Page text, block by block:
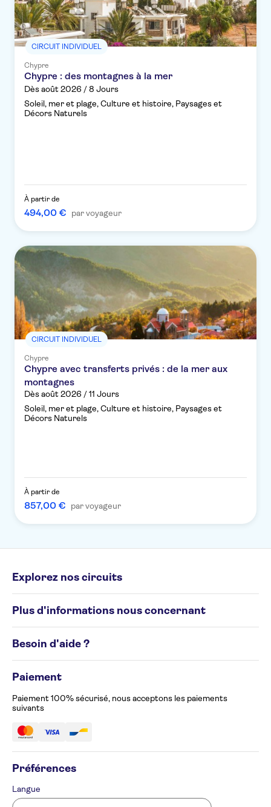
CIRCUIT INDIVIDUEL
Chypre
Chypre : des montagnes à la mer
Dès août 2026 / 8 Jours
Soleil, mer et plage, Culture et histoire, Paysages et
Décors Naturels
À partir de
494,00 € par voyageur
CIRCUIT INDIVIDUEL
Chypre
Chypre avec transferts privés : de la mer aux
montagnes
Dès août 2026 / 11 Jours
Soleil, mer et plage, Culture et histoire, Paysages et
Décors Naturels
À partir de
857,00 € par voyageur
Explorez nos circuits
Circuits de groupe
Destinations
Plus d'informations nous concernant
Politique en matière de cookies
Avis de confidentialité
Gérez vos préférences en matière de cookies
Besoin d'aide ?
Formulaire de plainte
Paiement
Paiement 100% sécurisé, nous acceptons les paiements
suivants
Préférences
Langue